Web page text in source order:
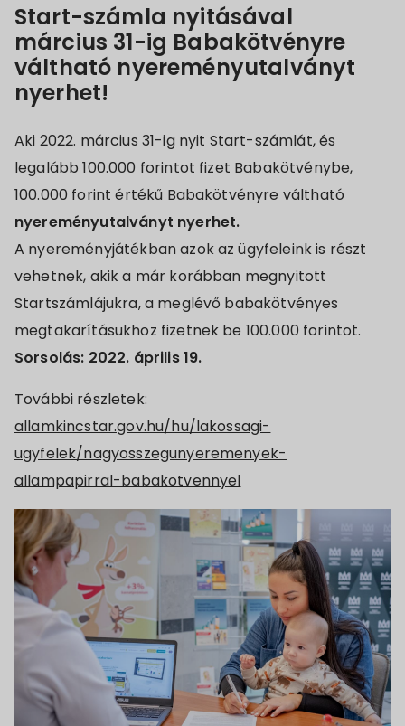
Start-számla nyitásával
március 31-ig Babakötvényre
váltható nyereményutalványt
nyerhet!
Aki 2022. március 31-ig nyit Start-számlát, és
legalább 100.000 forintot fizet Babakötvénybe,
100.000 forint értékű Babakötvényre váltható
nyereményutalványt nyerhet.
A nyereményjátékban azok az ügyfeleink is részt
vehetnek, akik a már korábban megnyitott
Startszámlájukra, a meglévő babakötvényes
megtakarításukhoz fizetnek be 100.000 forintot.
Sorsolás: 2022. április 19.
További részletek:
allamkincstar.gov.hu/hu/lakossagi-
ugyfelek/nagyosszegunyeremenyek-
allampapirral-babakotvennyel